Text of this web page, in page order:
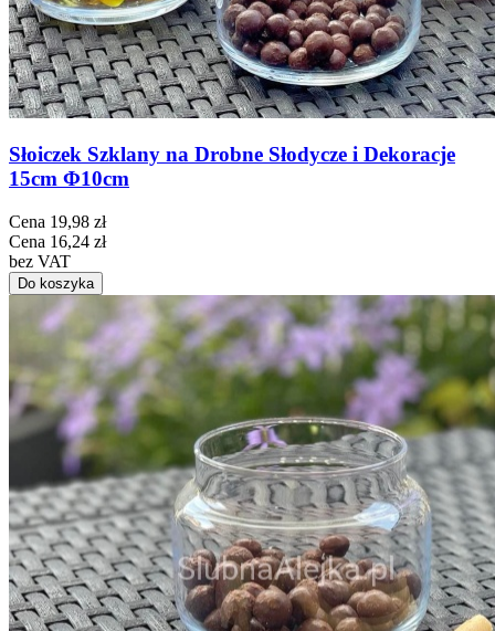
Słoiczek Szklany na Drobne Słodycze i Dekoracje
15cm Φ10cm
Cena 19,98 zł
Cena 16,24 zł
bez VAT
Do koszyka